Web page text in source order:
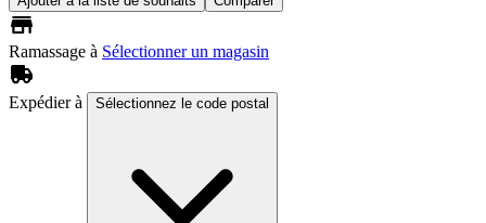
Ramassage à Sélectionner un magasin
Expédier à Sélectionnez le code postal